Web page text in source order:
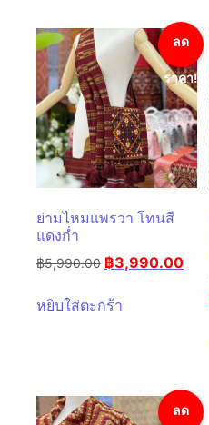
ลด
ราคา!
ย่ามไหมแพรวา โทนสี
แดงก่ำ
฿5,990.00 ฿3,990.00
หยิบใส่ตะกร้า
ลด